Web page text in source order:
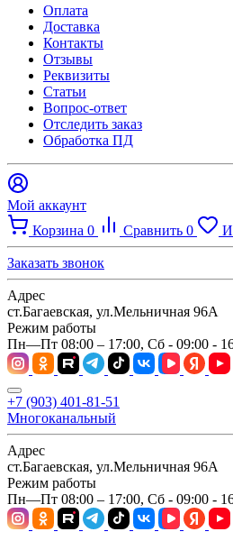
Оплата
Доставка
Контакты
Отзывы
Реквизиты
Статьи
Вопрос-ответ
Отследить заказ
Обработка ПД
Мой аккаунт
Корзина 0 Сравнить 0
Заказать звонок
Адрес
ст.Багаевская, ул.Мельничная 96А
Режим работы
Пн—Пт 08:00 – 17:00, Сб - 09:00 -
+7 (903) 401-81-51
Многоканальный
Адрес
ст.Багаевская, ул.Мельничная 96А
Режим работы
Пн—Пт 08:00 – 17:00, Сб - 09:00 -